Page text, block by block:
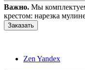
Важно. Мы
крестом: нарезка
Zen Yandex